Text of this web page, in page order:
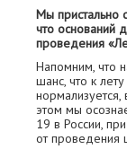
Мы пристально
что оснований
проведения
Напомним, что
шанс, что к
этом мы
19 в России,
от проведения